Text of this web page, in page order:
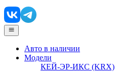
Авто в наличии
Модели
КЕЙ-ЭР-ИКС (KRX)